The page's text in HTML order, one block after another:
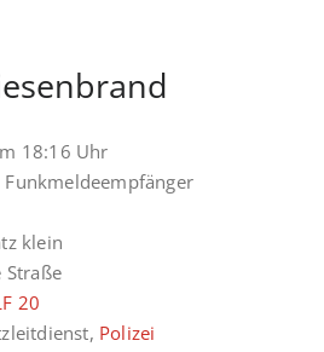
18:16 Uhr
Funkmeldeempfänger
klein
Straße
20
Polizei